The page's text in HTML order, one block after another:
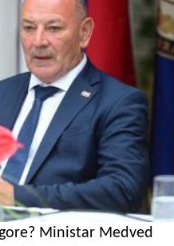
Ministar Medved